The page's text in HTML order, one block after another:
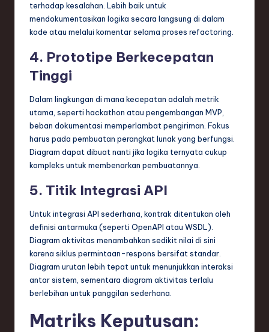
terhadap kesalahan. Lebih baik untuk
mendokumentasikan logika secara langsung di dalam
kode atau melalui komentar selama proses refactoring.
4. Prototipe Berkecepatan
Tinggi
Dalam lingkungan di mana kecepatan adalah metrik
utama, seperti hackathon atau pengembangan MVP,
beban dokumentasi memperlambat pengiriman. Fokus
harus pada pembuatan perangkat lunak yang berfungsi.
Diagram dapat dibuat nanti jika logika ternyata cukup
kompleks untuk membenarkan pembuatannya.
5. Titik Integrasi API
Untuk integrasi API sederhana, kontrak ditentukan oleh
definisi antarmuka (seperti OpenAPI atau WSDL).
Diagram aktivitas menambahkan sedikit nilai di sini
karena siklus permintaan-respons bersifat standar.
Diagram urutan lebih tepat untuk menunjukkan interaksi
antar sistem, sementara diagram aktivitas terlalu
berlebihan untuk panggilan sederhana.
Matriks Keputusan: